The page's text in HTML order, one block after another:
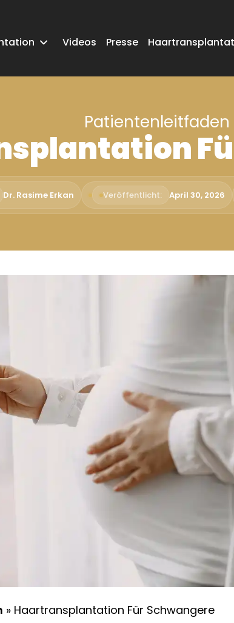
Videos Presse
Patientenleitfaden
Dr. Rasime Erkan Veröffentlicht: April 30, 2026
» Haartransplantation Für Schwangere